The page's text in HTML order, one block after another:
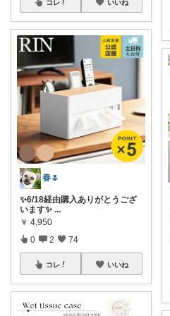
コレ いいね
春🌷
✨6/18経由購入ありがとうござ
います✨ ...
￥ 4,950
0 2 74
コレ いいね